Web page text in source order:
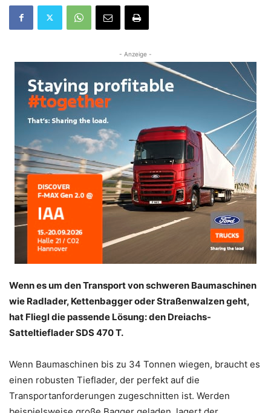
- Anzeige -
Wenn es um den Transport von schweren Baumaschinen
wie Radlader, Kettenbagger oder Straßenwalzen geht,
hat Fliegl die passende Lösung: den Dreiachs-
Satteltieflader SDS 470 T.
Wenn Baumaschinen bis zu 34 Tonnen wiegen, braucht es
einen robusten Tieflader, der perfekt auf die
Transportanforderungen zugeschnitten ist. Werden